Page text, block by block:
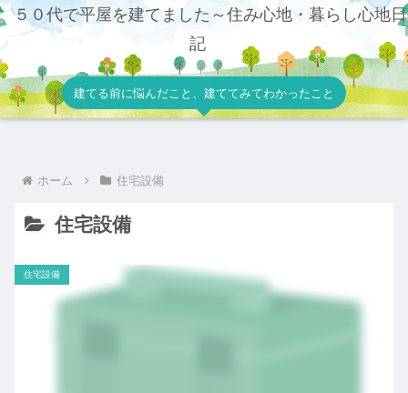
５０代で平屋を建てました～住み心地・暮らし心地日
記
建てる前に悩んだこと、建ててみてわかったこと
ホーム 住宅設備
住宅設備
住宅設備